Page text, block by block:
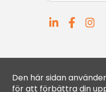
Den här sidan använder
för att förbättra din